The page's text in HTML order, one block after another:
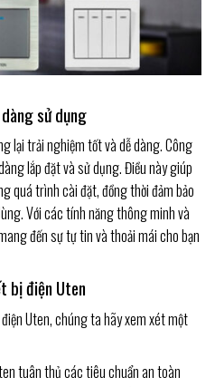
sử dụng
lại trải nghiệm tốt và dễ dàng. Công
lắp đặt và sử dụng. Điều này giúp
quá trình cài đặt, đồng thời đảm bảo
Với các tính năng thông minh và
đến sự tự tin và thoải mái cho bạn
bị điện Uten
Uten, chúng ta hãy xem xét một
tuân thủ các tiêu chuẩn an toàn